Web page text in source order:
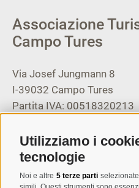
Utilizziamo i
tecnologie
Noi e altre 5 terze parti
Associazione
Campo Tures
Via Josef Jungmann 8
I-39032 Campo Tures
Partita IVA: 00518320213
T+39 0474 678076
info@taufers.com